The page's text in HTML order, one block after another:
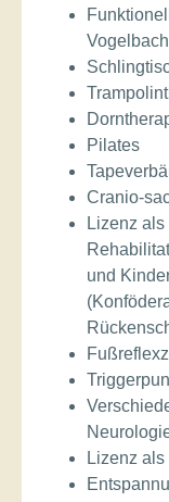
Vogelbach
Pilates
Cranio-
Lizenz
und
Lizenz